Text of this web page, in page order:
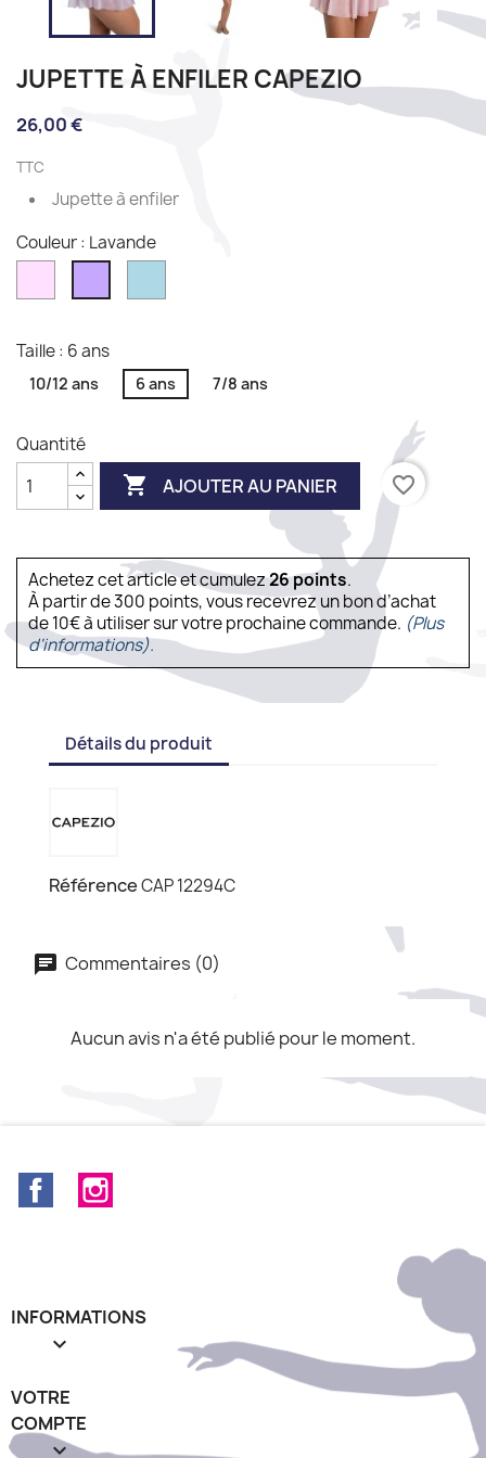
JUPETTE À ENFILER CAPEZIO
26,00 €
TTC
Jupette à enfiler
Couleur : Lavande
Taille : 6 ans
10/12 ans 6 ans 7/8 ans
Quantité
 AJOUTER AU PANIER favorite_border
Achetez cet article et cumulez26points.
À partir de 300 points, vous recevrez un bon d’achat
de 10€ à utiliser sur votre prochaine commande. (Plus
d'informations).
Détails du produit
RéférenceCAP 12294C
Commentaires (0)
Aucun avis n'a été publié pour le moment.
Facebook
INFORMATIONS

VOTRE
COMPTE
